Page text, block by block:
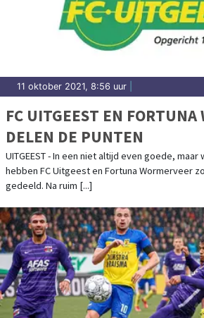
11 oktober 2021, 8:56 uur
FC UITGEEST EN FORTUNA
DELEN DE PUNTEN
UITGEEST - In een niet altijd even goede,
hebben FC Uitgeest en Fortuna Wormerveer
gedeeld. Na ruim [...]